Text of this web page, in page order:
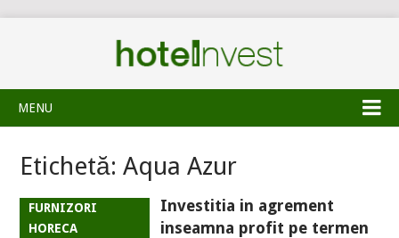
MENU
Etichetă:Aqua Azur
FURNIZORI
HORECA
Investitia in agrement
inseamna profit pe termen